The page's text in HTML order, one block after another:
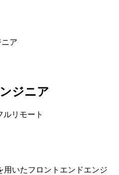
ア
ジニア
ルリモート
用いたフロントエンドエンジ